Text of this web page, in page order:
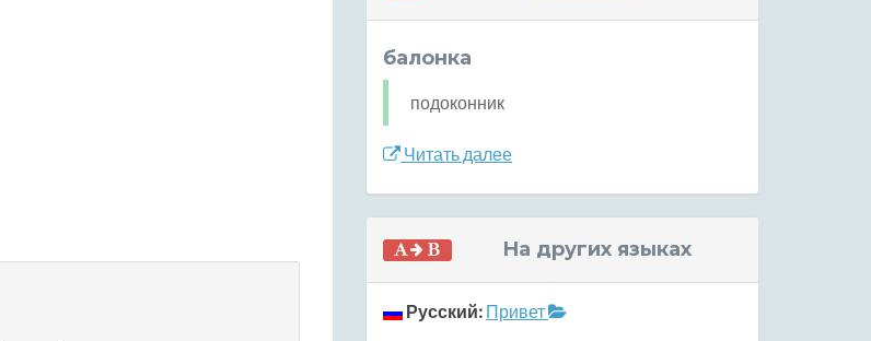
балонка
подоконник
Читать далее
На других языках
Русский: Привет